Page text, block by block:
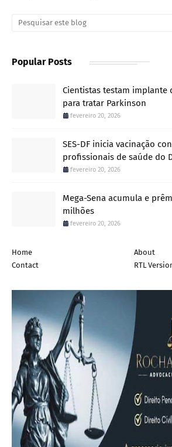
Popular Posts
Cientistas testam implante
para tratar Parkinson
fevereiro 20, 2026
SES-DF inicia vacinação
profissionais de saúde do
fevereiro 20, 2026
Mega-Sena acumula e
milhões
fevereiro 20, 2026
Home
About
Contact
RTL